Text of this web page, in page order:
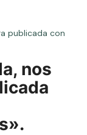
publicada con
nos